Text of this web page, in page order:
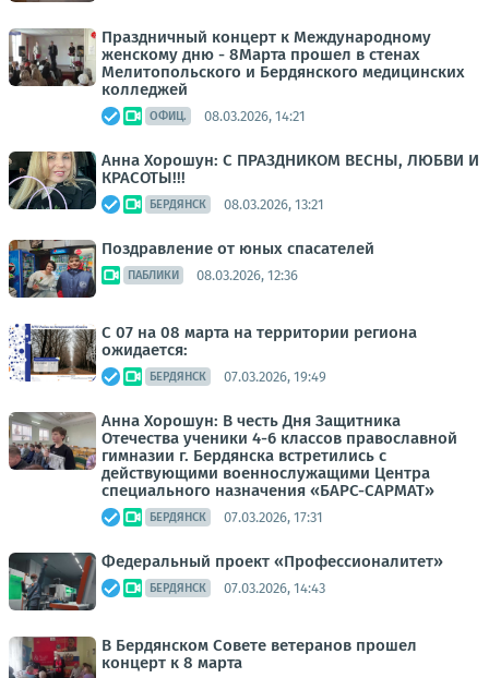
Праздничный концерт к Международному
женскому дню - 8Марта прошел в стенах
Мелитопольского и Бердянского медицинских
колледжей
ОФИЦ. 08.03.2026, 14:21
Анна Хорошун: С ПРАЗДНИКОМ ВЕСНЫ, ЛЮБВИ И
КРАСОТЫ!!!
БЕРДЯНСК 08.03.2026, 13:21
Поздравление от юных спасателей
ПАБЛИКИ 08.03.2026, 12:36
С 07 на 08 марта на территории региона
ожидается:
БЕРДЯНСК 07.03.2026, 19:49
Анна Хорошун: В честь Дня Защитника
Отечества ученики 4-6 классов православной
гимназии г. Бердянска встретились с
действующими военнослужащими Центра
специального назначения «БАРС-САРМАТ»
БЕРДЯНСК 07.03.2026, 17:31
Федеральный проект «Профессионалитет»
БЕРДЯНСК 07.03.2026, 14:43
В Бердянском Совете ветеранов прошел
концерт к 8 марта